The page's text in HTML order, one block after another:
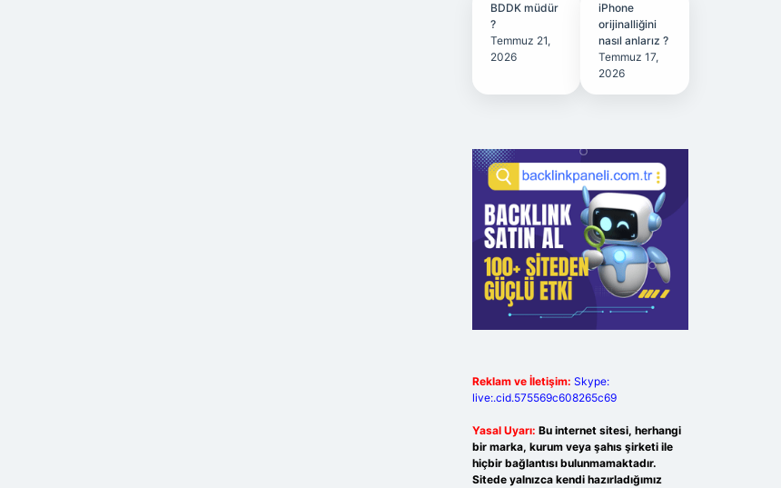
BDDK müdür
?
Temmuz 21,
2026
iPhone
orijinalliğini
nasıl anlarız ?
Temmuz 17,
2026
Reklam ve İletişim: Skype:
live:.cid.575569c608265c69
Yasal Uyarı: Bu internet sitesi, herhangi
bir marka, kurum veya şahıs şirketi ile
hiçbir bağlantısı bulunmamaktadır.
Sitede yalnızca kendi hazırladığımız